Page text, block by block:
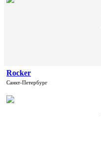
Rocker
Санкт-Петербург